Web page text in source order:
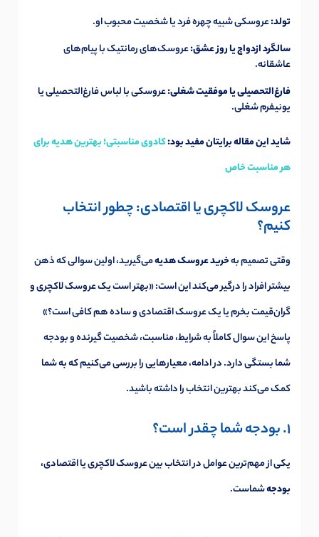
تولد:عروسکی شبیه چهره فرد یا شخصیت محبوب او.
سالگرد ازدواج یا روز عشق:عروسک‌های رمانتیک با پیام‌های
عاشقانه.
فارغ‌التحصیلی یا موفقیت شغلی:عروسکی با لباس فارغ‌التحصیلی یا
یونیفرم شغلی.
شاید این مقاله برایتان مفید بود:کادوی مناسبتی؛ بهترین هدیه برای
هر مناسبت خاص
عروسک لاکچری یا اقتصادی: چطور انتخاب
کنیم؟
وقتی تصمیم بهخرید عروسک هدیهمی‌گیرید، اولین سوالی که ذهن
بیشتر افراد را درگیر می‌کند این است: «بهتر است یک عروسک لاکچری و
گران‌قیمت بخرم یا یک عروسک اقتصادی و ساده هم کافی است؟»
پاسخ این سوال کاملاً به شرایط، مناسبت، شخصیت گیرنده و بودجه
شما بستگی دارد. در ادامه، معیارهایی را بررسی می‌کنیم که به شما
کمک می‌کند بهترین انتخاب را داشته باشید.
1. بودجه شما چقدر است؟
یکی از مهم‌ترین عوامل در انتخاب بین عروسک لاکچری یا اقتصادی،
بودجهشماست.